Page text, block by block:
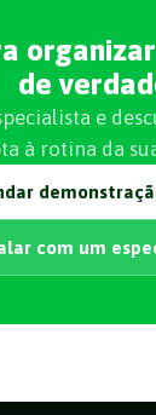
de
e
à rotina da
com um